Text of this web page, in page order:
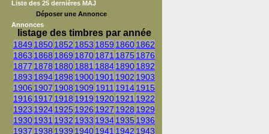
Liste des 25 dernières MAJ
Déposer une Annonce
Annonces
listage des timbres par année
1849 18501852 1853 1859 18601862
1863 1868 1869 18701871 1875 1876
1877 1878 18801881 188418901892
1893 18941898 19001901 1902 1903
1906 1907 1908 1909 1911 19141915
1916 1917 1918 1919 19201921 1922
1923 19241925 1926 1927 1928 1929
19301931 1932 1933 19341935 1936
1937 1938 1939 19401941 1942 1943